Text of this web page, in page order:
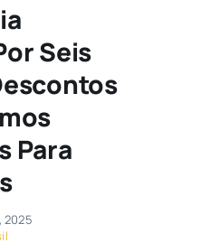
Seis
Para
2025